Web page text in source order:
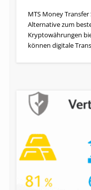
MTS Money
Alternative zum
Kryptowährungen
können digitale